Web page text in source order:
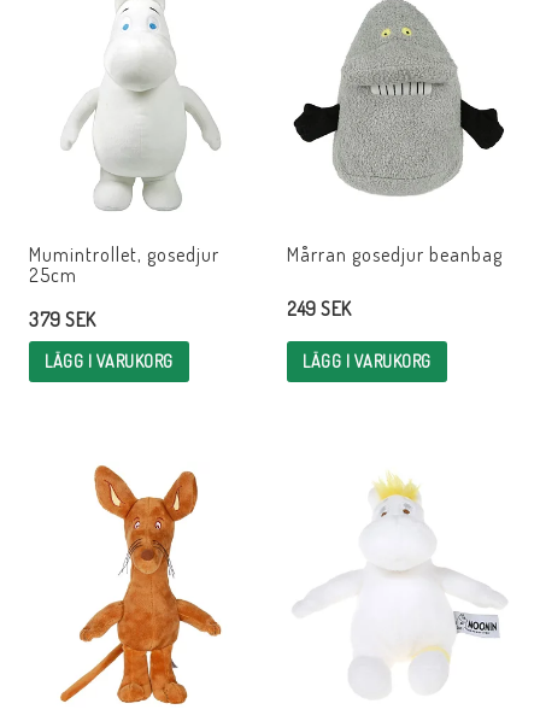
Mumintrollet, gosedjur
25cm
379 SEK
LÄGG I VARUKORG
Mårran gosedjur beanbag
249 SEK
LÄGG I VARUKORG